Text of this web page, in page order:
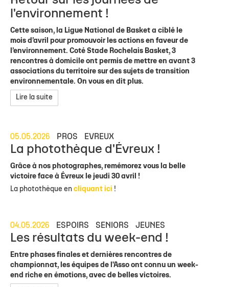
l'environnement !
Cette saison, la Ligue National de Basket a ciblé le
mois d’avril pour promouvoir les actions en faveur de
l’environnement. Coté Stade Rochelais Basket, 3
rencontres à domicile ont permis de mettre en avant 3
associations du territoire sur des sujets de transition
environnementale. On vous en dit plus.
Lire la suite
05.05.2026 PROS EVREUX
La photothèque d'Évreux !
Grâce à nos photographes, remémorez vous la belle
victoire face à Évreux le jeudi 30 avril !
La photothèque en cliquant ici !
04.05.2026 ESPOIRS SENIORS JEUNES
Les résultats du week-end !
Entre phases finales et dernières rencontres de
championnat, les équipes de l'Asso ont connu un week-
end riche en émotions, avec de belles victoires.